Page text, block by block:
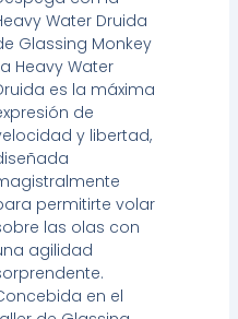
Water Druida
Glassing Monkey
Heavy Water
es la máxima
de
y libertad,
permitirte volar
las olas con
agilidad
en el